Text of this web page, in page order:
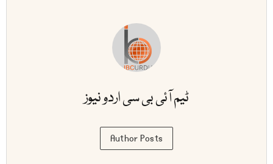
ٹیم آئی بی سی اردو نیوز
Author Posts